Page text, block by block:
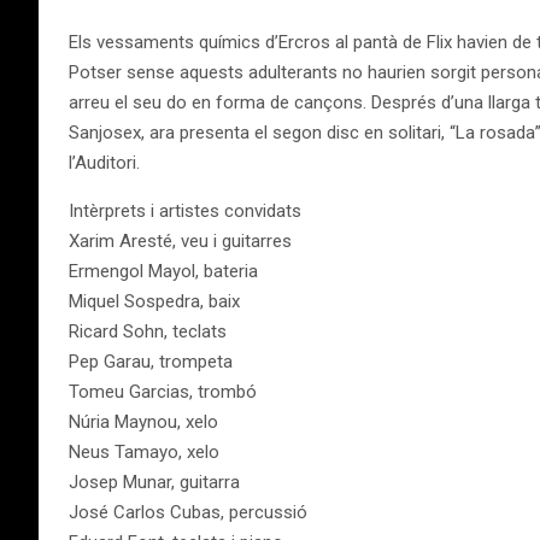
Els vessaments químics d’Ercros al pantà de Flix havien
Potser sense aquests adulterants no haurien sorgit
arreu el seu do en forma de cançons. Després d’una
Sanjosex, ara presenta el segon disc en solitari, “La
l’Auditori.
Intèrprets i artistes convidats
Xarim Aresté, veu i guitarres
Ermengol Mayol, bateria
Miquel Sospedra, baix
Ricard Sohn, teclats
Pep Garau, trompeta
Tomeu Garcias, trombó
Núria Maynou, xelo
Neus Tamayo, xelo
Josep Munar, guitarra
José Carlos Cubas, percussió